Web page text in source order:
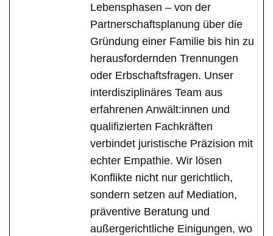
Lebensphasen – von der
Partnerschaftsplanung über die
Gründung einer Familie bis hin zu
herausfordernden Trennungen
oder Erbschaftsfragen. Unser
interdisziplinäres Team aus
erfahrenen Anwält:innen und
qualifizierten Fachkräften
verbindet juristische Präzision mit
echter Empathie. Wir lösen
Konflikte nicht nur gerichtlich,
sondern setzen auf Mediation,
präventive Beratung und
außergerichtliche Einigungen, wo